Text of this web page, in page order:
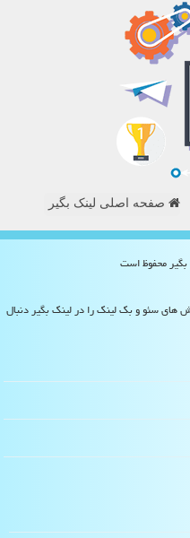
صفحه اصلی لینک بگیر
های سئو و بک لینک را در لینک بگیر دنبال